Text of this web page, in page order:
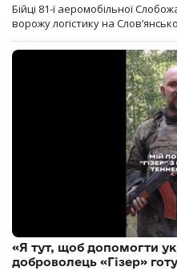
Бійці 81-ї аеромобільної
ворожу логістику на
«Я тут, щоб допомогти
доброволець «Гізер»